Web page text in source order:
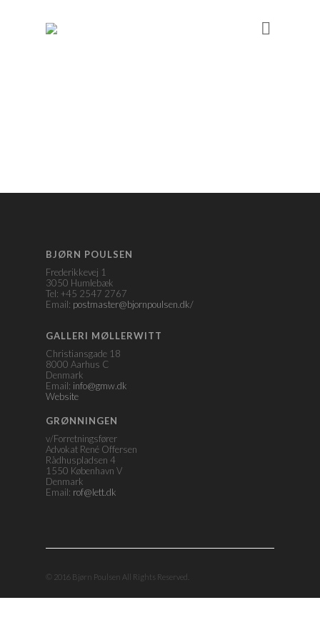
BJØRN POULSEN
Frederikkevej 1
3050 Humlebæk
Tel: +45 2547 2767
Email: postmaster@bjornpoulsen.dk/
GALLERI MØLLERWITT
Christiansgade 18
8000 Aarhus C
Denmark
Email: info@gmw.dk
Website
GRØNNINGEN
v/Forretningsfører
Advokat René Offersen
Rådhuspladsen 4
1550 København V
Denmark
Email: rof@lett.dk
© 2016 Bjørn Poulsen All Rights Reserved.